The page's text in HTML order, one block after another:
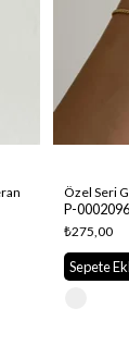
Özel Seri
P-
₺275,00
Sepete